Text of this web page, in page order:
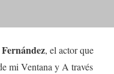
, el actor que
mi Ventana y A través